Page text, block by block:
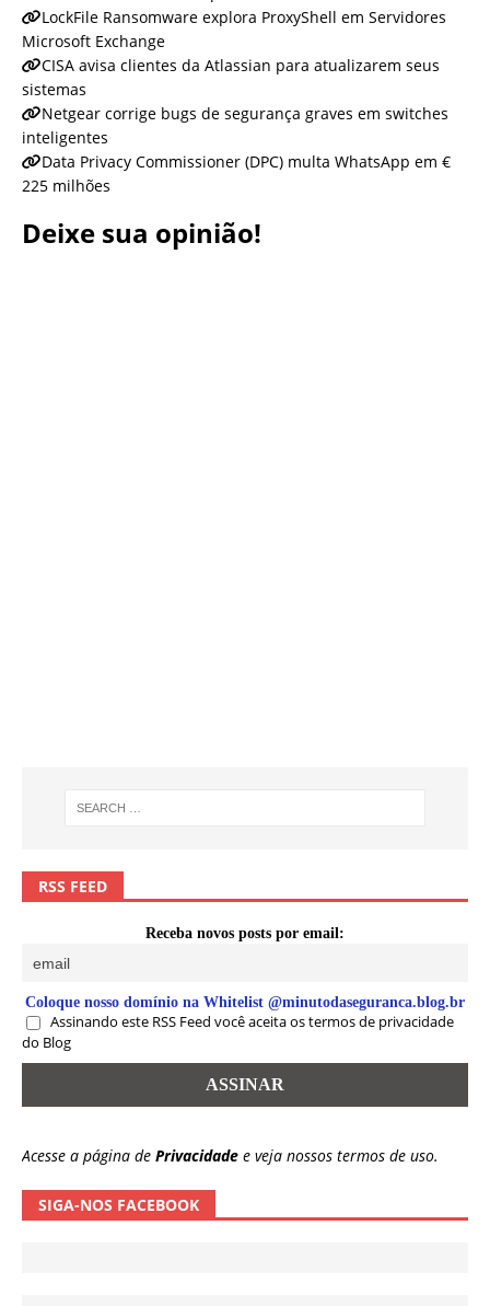
LockFile Ransomware explora ProxyShell em Servidores
Microsoft Exchange
CISA avisa clientes da Atlassian para atualizarem seus
sistemas
Netgear corrige bugs de segurança graves em switches
inteligentes
Data Privacy Commissioner (DPC) multa WhatsApp em €
225 milhões
Deixe sua opinião!
RSS FEED
Receba novos posts por email:
Coloque nosso domínio na Whitelist @minutodaseguranca.blog.br
Assinando este RSS Feed você aceita os termos de privacidade
do Blog
Acesse a página de Privacidade e veja nossos termos de uso.
SIGA-NOS FACEBOOK